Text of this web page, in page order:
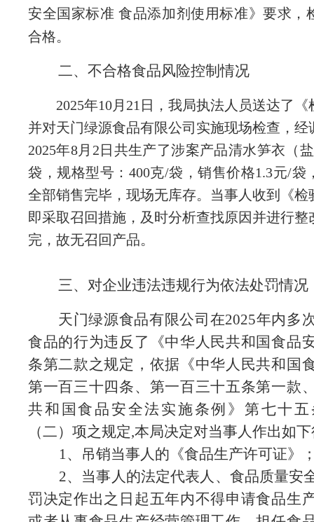
安全国家标准 食品添加剂使用标准》要求，
合格。
二、不合格食品风险控制情况
2025年10月21日，我局执法人员送达了
并对天门绿源食品有限公司实施现场检查，经
2025年8月2日共生产了涉案产品清水笋衣（
袋，规格型号：400克/袋，销售价格1.3元/袋
全部销售完毕，现场无库存。当事人收到《检
即采取召回措施，及时分析查找原因并进行整
完，故无召回产品。
三、对企业违法违规行为依法处罚情况
天门绿源食品有限公司 在2025年内多
食品的行为违反了
《中华人民共和国食品
条第二款之规定，依据《中华人民共和国
第一百三十四条、第一百三十五条第一款
共和国食品安全法实施条例》第七十
（二）项之规定,本局决定对当事人作出如
1、吊销当事人的《食品生产许可证》
2、当事人的法定代表人、食品质量安
罚决定作出之日起五年内不得申请食品生